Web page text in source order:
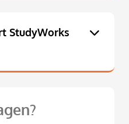
StudyWorks